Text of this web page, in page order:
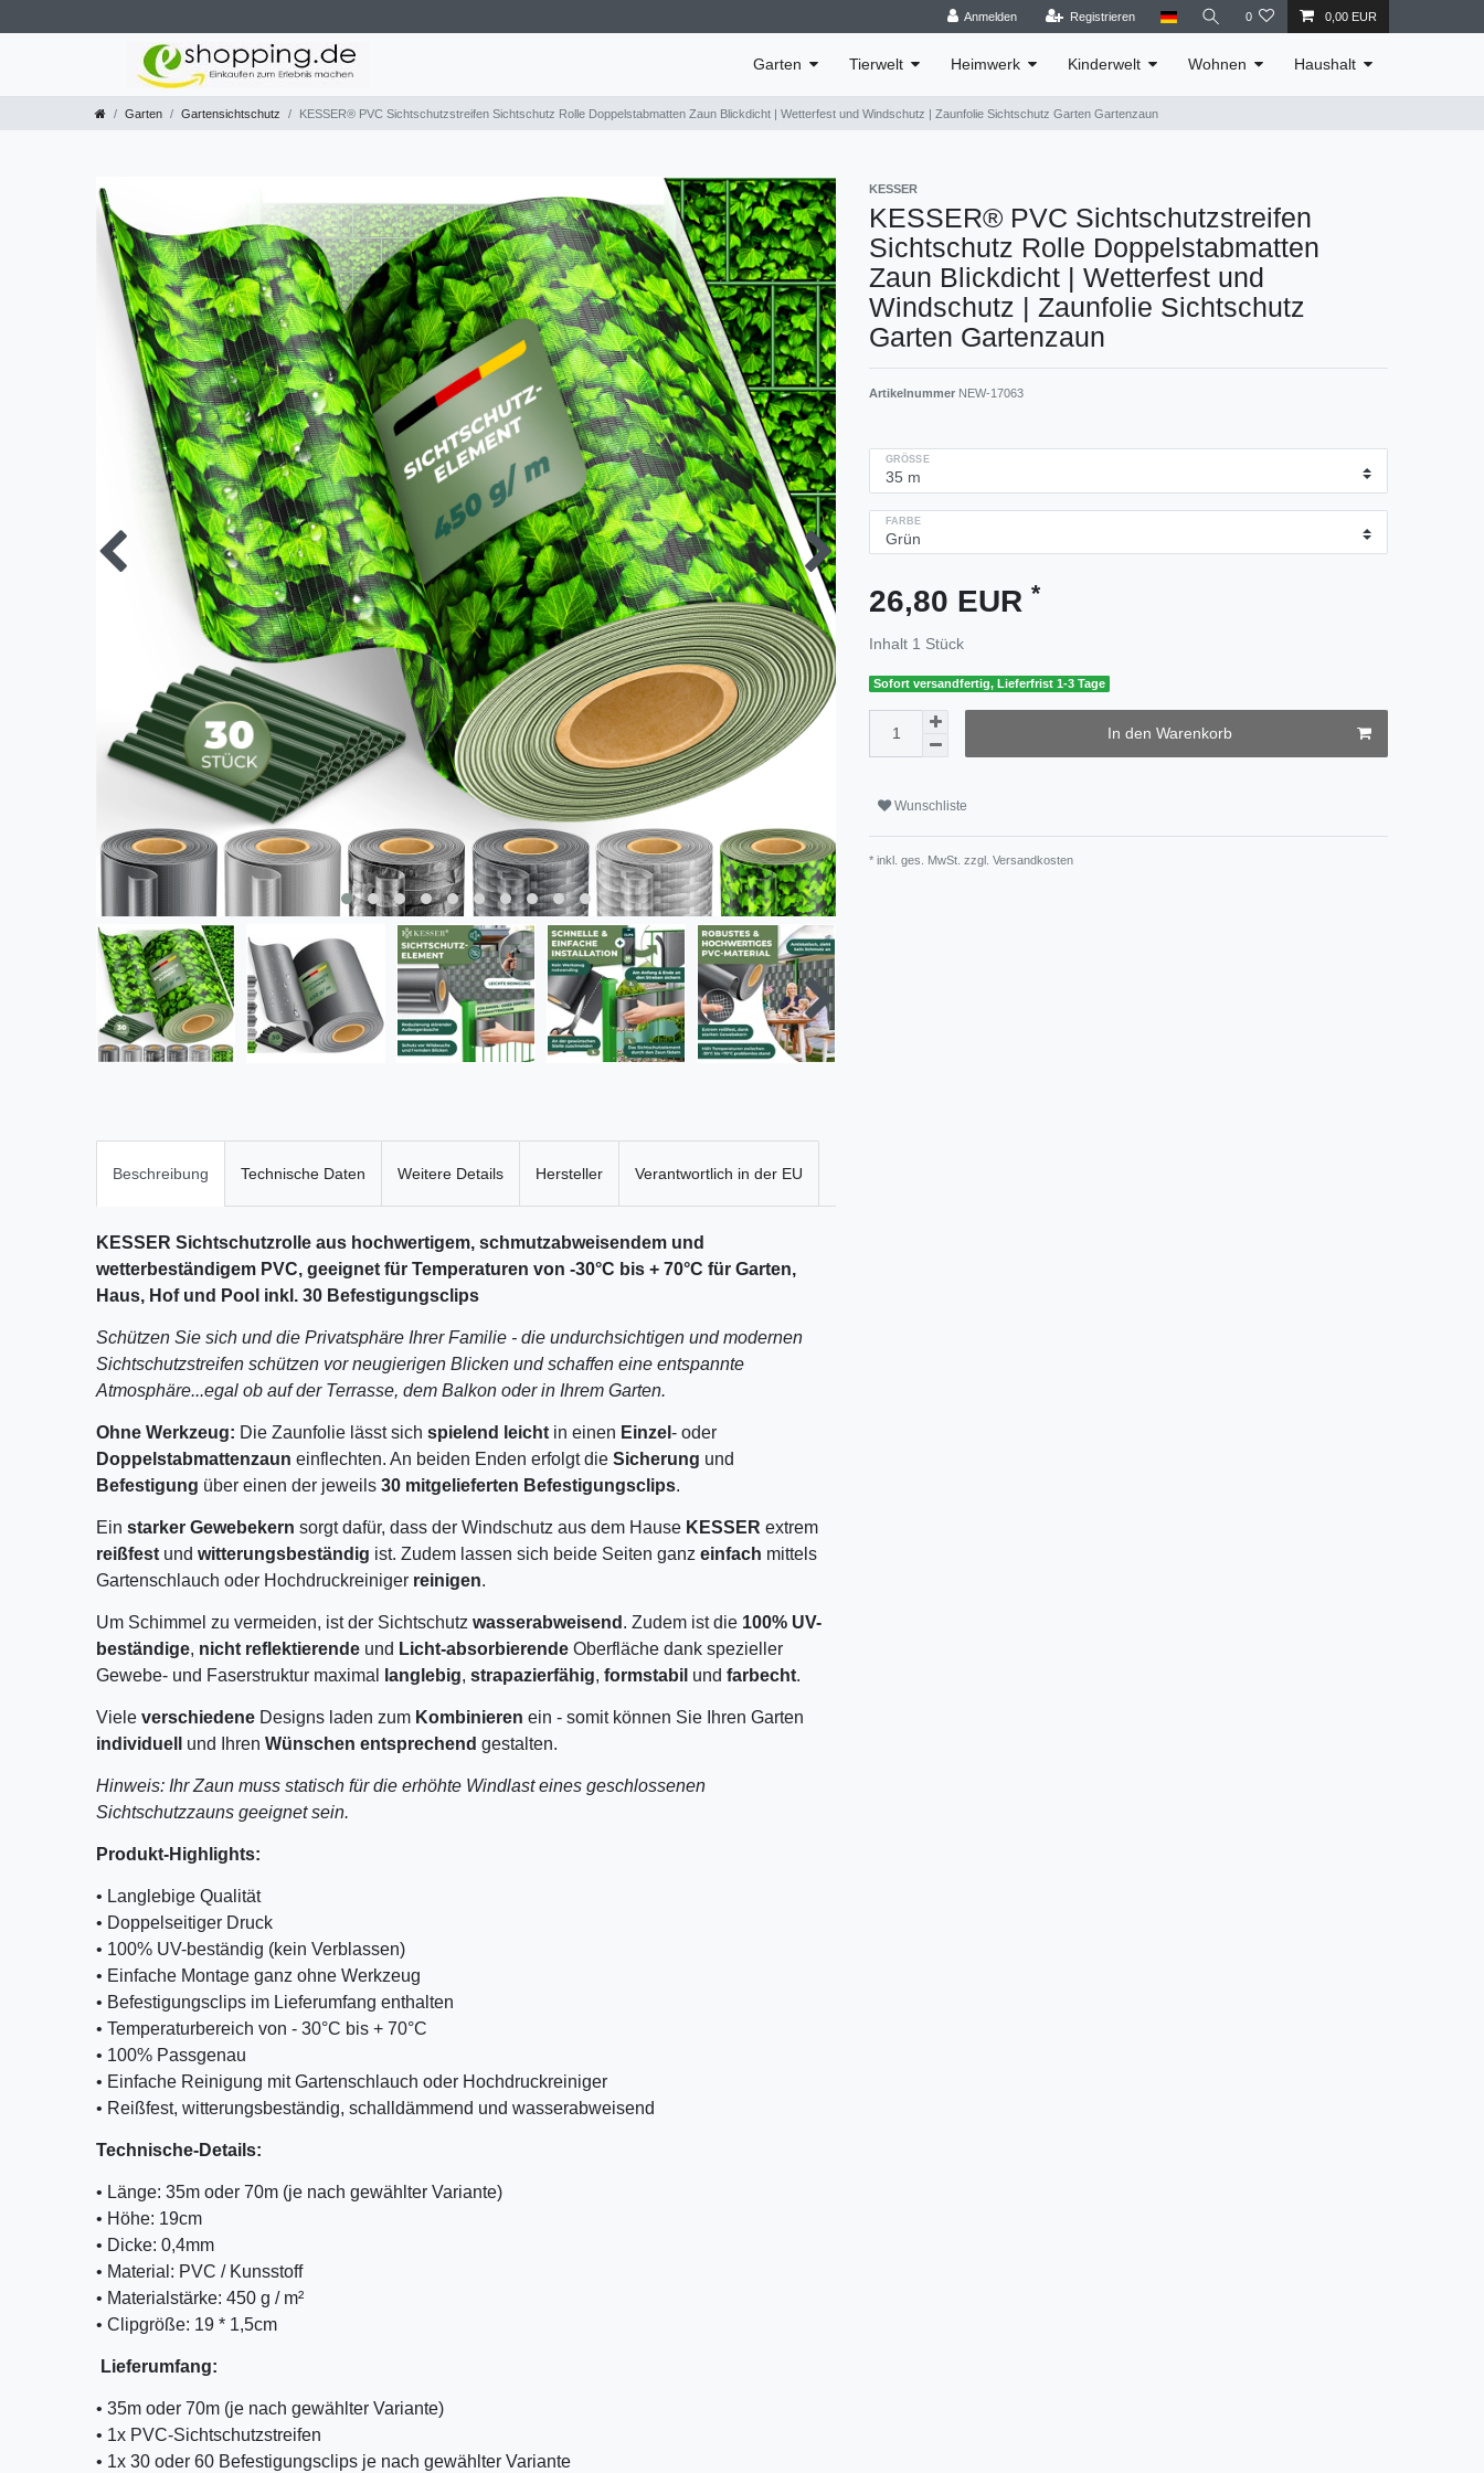
Anmelden Registrieren 0 0,00 EUR
Garten Tierwelt Heimwerk Kinderwelt Wohnen Haushalt
Garten Gartensichtschutz KESSER® PVC Sichtschutzstreifen Sichtschutz Rolle Doppelstabmatten Zaun Blickdicht | Wetterfest und Windschutz | Zaunfolie Sichtschutz Garten Gartenzaun
KESSER
KESSER® PVC Sichtschutzstreifen
Sichtschutz Rolle Doppelstabmatten
Zaun Blickdicht | Wetterfest und
Windschutz | Zaunfolie Sichtschutz
Garten Gartenzaun
Artikelnummer NEW-17063
GRÖSSE
FARBE
26,80 EUR *
Inhalt 1 Stück
Sofort versandfertig, Lieferfrist 1-3 Tage
In den Warenkorb
Wunschliste
* inkl. ges. MwSt. zzgl. Versandkosten
Beschreibung Technische Daten Weitere Details Hersteller Verantwortlich in der EU
KESSER Sichtschutzrolle aus hochwertigem, schmutzabweisendem und
wetterbeständigem PVC, geeignet für Temperaturen von -30°C bis + 70°C für Garten,
Haus, Hof und Pool inkl. 30 Befestigungsclips
Schützen Sie sich und die Privatsphäre Ihrer Familie - die undurchsichtigen und modernen
Sichtschutzstreifen schützen vor neugierigen Blicken und schaffen eine entspannte
Atmosphäre...egal ob auf der Terrasse, dem Balkon oder in Ihrem Garten.
Ohne Werkzeug: Die Zaunfolie lässt sich spielend leicht in einen Einzel - oder
Doppelstabmattenzaun einflechten. An beiden Enden erfolgt die Sicherung und
Befestigung über einen der jeweils 30 mitgelieferten Befestigungsclips.
Ein starker Gewebekern sorgt dafür, dass der Windschutz aus dem Hause KESSER extrem
reißfest und witterungsbeständig ist. Zudem lassen sich beide Seiten ganz einfach mittels
Gartenschlauch oder Hochdruckreiniger reinigen.
Um Schimmel zu vermeiden, ist der Sichtschutz wasserabweisend . Zudem ist die 100% UV-
beständige, nicht reflektierende und Licht-absorbierende Oberfläche dank spezieller
Gewebe- und Faserstruktur maximal
langlebig, strapazierfähig, formstabil und farbecht.
Viele verschiedene Designs laden zum Kombinieren ein - somit können Sie Ihren Garten
individuell
und Ihren Wünschen entsprechend gestalten.
Hinweis: Ihr Zaun muss statisch für die erhöhte Windlast eines geschlossenen
Sichtschutzzauns geeignet sein.
Produkt-Highlights:
• Langlebige Qualität
• Doppelseitiger Druck
• 100% UV-beständig (kein Verblassen)
• Einfache Montage ganz ohne Werkzeug
• Befestigungsclips im Lieferumfang enthalten
• Temperaturbereich von - 30°C bis + 70°C
• 100% Passgenau
• Einfache Reinigung mit Gartenschlauch oder Hochdruckreiniger
• Reißfest, witterungsbeständig, schalldämmend und wasserabweisend
Technische-Details:
• Länge: 35m oder 70m (je nach gewählter Variante)
• Höhe: 19cm
• Dicke: 0,4mm
• Material: PVC / Kunsstoff
• Materialstärke: 450 g / m²
• Clipgröße: 19 * 1,5cm
Lieferumfang:
• 35m oder 70m (je nach gewählter Variante)
• 1x PVC-Sichtschutzstreifen
• 1x 30 oder 60 Befestigungsclips je nach gewählter Variante